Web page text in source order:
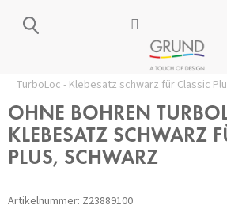
Inhalt
springen
Zubehör ohne Bohren / Ersatzteile
TurboLoc - Klebesatz schwarz für Classic
OHNE BOHREN
KLEBESATZ SCHWARZ
PLUS, SCHWARZ
Artikelnummer: Z23889100